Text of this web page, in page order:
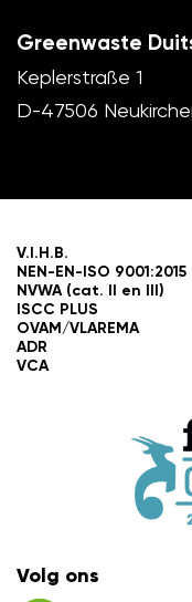
Greenwaste
Keplerstraße 1
D-47506
V.I.H.B.
NEN-EN-ISO 9001:2015
NVWA (cat. II en III)
ISCC PLUS
OVAM/VLAREMA
ADR
VCA
Volg ons